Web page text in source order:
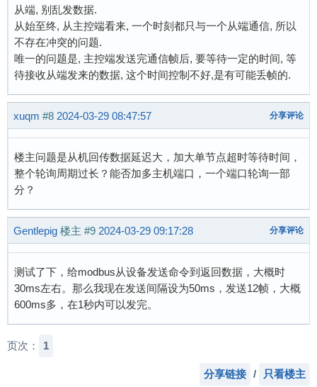
从端, 别乱发数据.
从始至终, 从主控端看来, 一个时刻都只与一个从端通信, 所以
不存在冲突的问题.
唯一的问题是, 主控端发送完通信帧后, 要等待一定的时间, 等
待接收从端发来的数据, 这个时间控制不好,是有可能丢帧的.
xuqm #8 2024-03-29 08:47:57 分享评论
楼主问题是从机回传数据延迟大，加大单节点超时等待时间，
整个轮询周期过长？能否加多主机端口，一个端口轮询一部
分？
Gentlepig 楼主 #9 2024-03-29 09:17:28 分享评论
测试了下，给modbus从设备发送命令到返回数据，大概时
30ms左右。那么我现在发送间隔设为50ms，发送12帧，大概
600ms多，在1秒内可以发完。
页次： 1
分享链接 / 只看楼主